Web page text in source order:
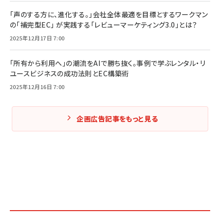
「声のする方に、進化する。」会社全体最適を目標とするワークマン
の「補完型EC」 が実践する「レビューマーケティング3.0」とは？
2025年12月17日 7:00
「所有から利用へ」の潮流をAIで勝ち抜く。事例で学ぶレンタル・リ
ユースビジネスの成功法則とEC構築術
2025年12月16日 7:00
企画広告記事をもっと見る